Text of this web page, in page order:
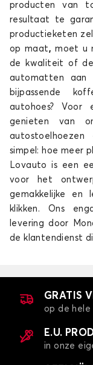
producten van
resultaat te
productieketen
op maat,moet u
de kwaliteit of de
automatten aan
bijpassende
autohoes? Voor
genieten van
simpel: hoe meer
Lovauto is een
voor het
gemakkelijke en
klikken. Ons
levering door
de klantendienst
GRATIS
op de hele
E.U.
in onze